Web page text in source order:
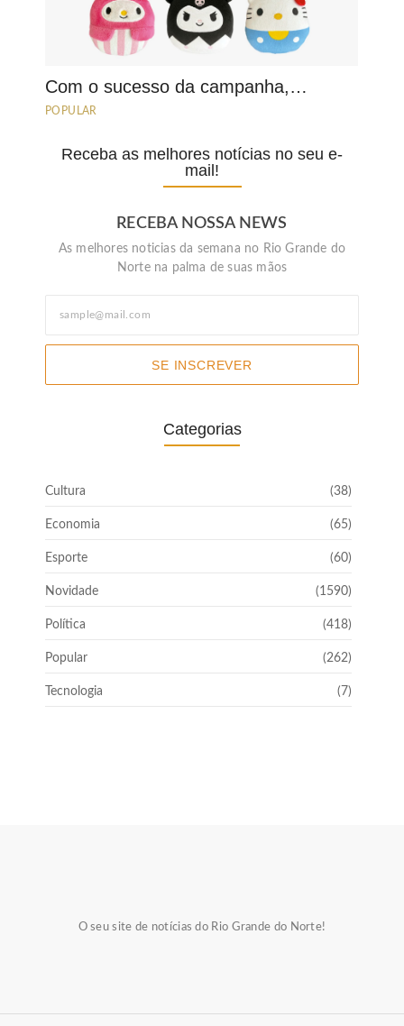
Com o sucesso da campanha,…
POPULAR
Receba as melhores notícias no seu e-
mail!
RECEBA NOSSA NEWS
As melhores noticias da semana no Rio Grande do
Norte na palma de suas mãos
SE INSCREVER
Categorias
Cultura (38)
Economia (65)
Esporte (60)
Novidade (1590)
Política (418)
Popular (262)
Tecnologia (7)
O seu site de notícias do Rio Grande do Norte!